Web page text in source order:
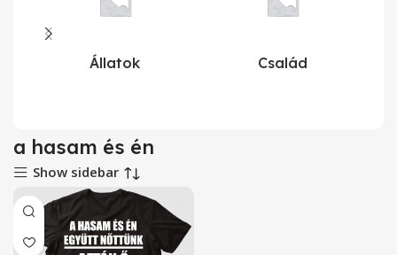
Állatok Család
a hasam és én
Show sidebar